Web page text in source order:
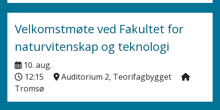
Velkomstmøte ved Fakultet for
naturvitenskap og teknologi
10. aug.
12:15
Auditorium 2, Teorifagbygget
Tromsø